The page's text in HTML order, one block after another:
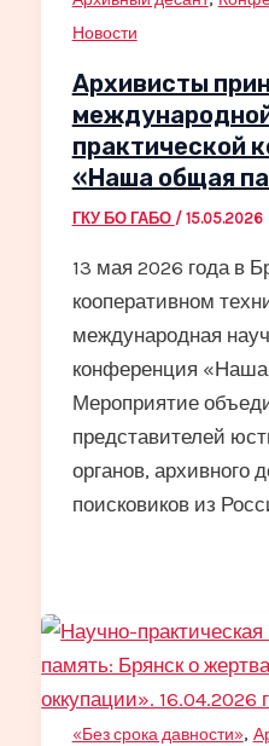
Новости
Архивисты
практической
«Наша общая
ГКУ БО ГАБО / 15.05.2026
13 мая 2026 года в
кооперативном
международная
конференция
Мероприятие
представителей
органов, архивного
поисковиков из
«Без срока давности»,